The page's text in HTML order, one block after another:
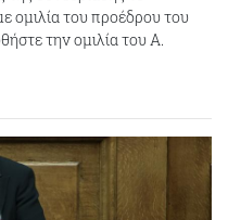
ομιλία του προέδρου του
την ομιλία του Α.